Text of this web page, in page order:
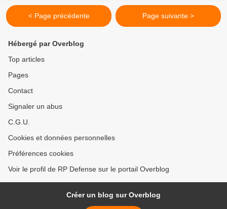
< Page précédente Page suivante >
Hébergé par Overblog
Top articles
Pages
Contact
Signaler un abus
C.G.U.
Cookies et données personnelles
Préférences cookies
Voir le profil de RP Defense sur le portail Overblog
Créer un blog sur Overblog